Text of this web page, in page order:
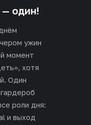
один!
ужин
момент
хотя
Один
роли дня:
и выход